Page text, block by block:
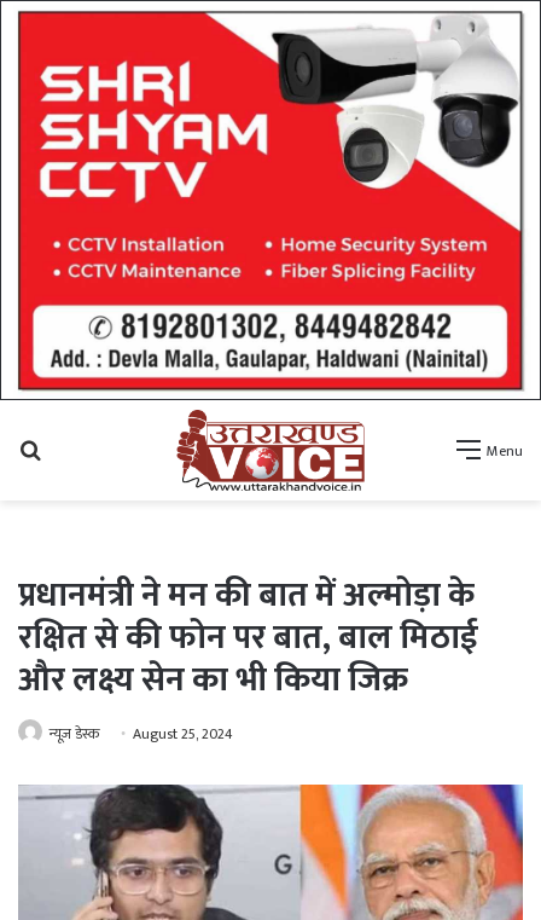
Menu
प्रधानमंत्री ने मन की बात में अल्मोड़ा के
रक्षित से की फोन पर बात, बाल मिठाई
और लक्ष्य सेन का भी किया जिक्र
न्यूज़ डेस्क August 25, 2024